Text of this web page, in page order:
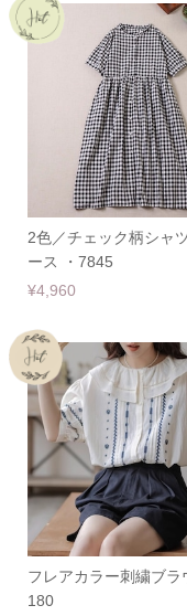
2色／チェック柄シャ
ース ・7845
¥4,960
フレアカラー刺繍ブラ
180